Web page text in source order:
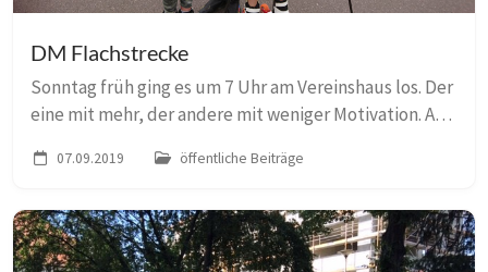
DM Flachstrecke
Sonntag früh ging es um 7 Uhr am Vereinshaus los. Der
eine mit mehr, der andere mit weniger Motivation. Am
einer kurzen Erwärmung konnte es dann l...
07.09.2019 öffentliche Beiträge